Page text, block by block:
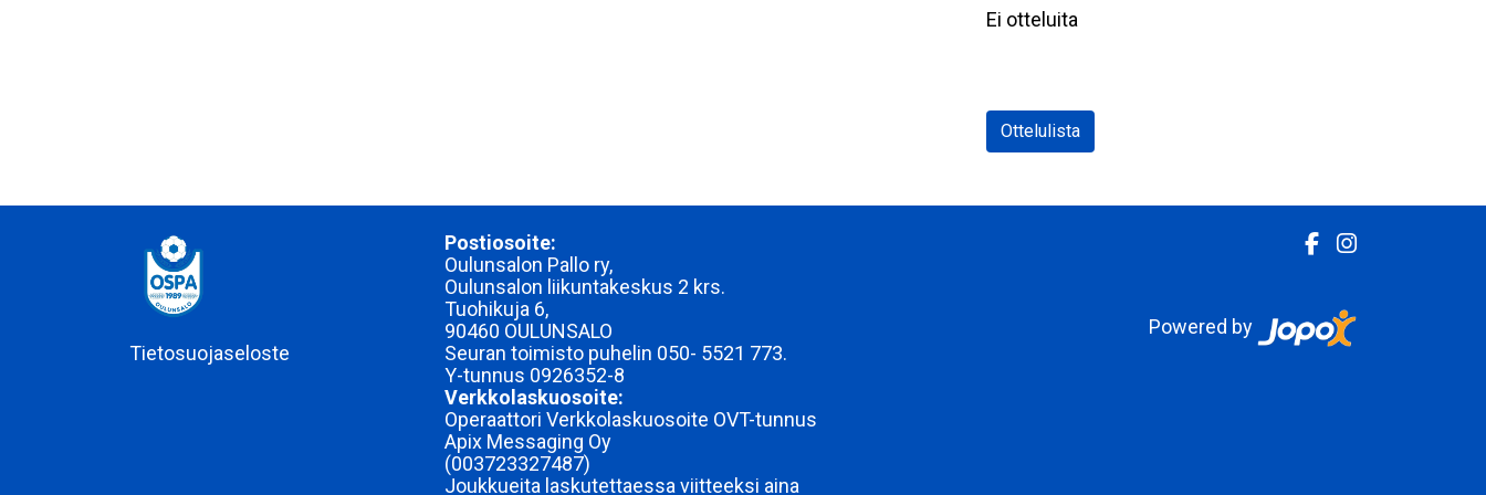
Ei otteluita
Ottelulista
Tietosuojaseloste
Postiosoite:
Oulunsalon Pallo ry,
Oulunsalon liikuntakeskus 2 krs.
Tuohikuja 6,
90460 OULUNSALO
Seuran toimisto puhelin 050- 5521 773.
Y-tunnus 0926352-8
Verkkolaskuosoite:
Operaattori Verkkolaskuosoite OVT-tunnus
Apix Messaging Oy
(003723327487)
Joukkueita laskutettaessa viitteeksi aina
Powered by